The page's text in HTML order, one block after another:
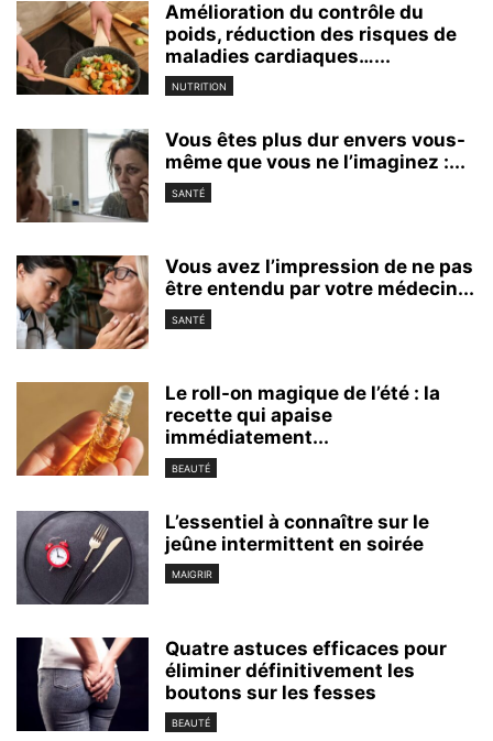
Amélioration du contrôle du
poids, réduction des risques de
maladies cardiaques…...
NUTRITION
Vous êtes plus dur envers vous-
même que vous ne l’imaginez :...
SANTÉ
Vous avez l’impression de ne pas
être entendu par votre médecin...
SANTÉ
Le roll-on magique de l’été : la
recette qui apaise
immédiatement...
BEAUTÉ
L’essentiel à connaître sur le
jeûne intermittent en soirée
MAIGRIR
Quatre astuces efficaces pour
éliminer définitivement les
boutons sur les fesses
BEAUTÉ